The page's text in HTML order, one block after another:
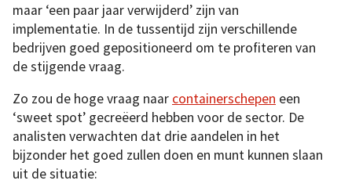
maar ‘een paar jaar verwijderd’ zijn van
implementatie. In de tussentijd zijn verschillende
bedrijven goed gepositioneerd om te profiteren van
de stijgende vraag.
Zo zou de hoge vraag naar containerschepen een
‘sweet spot’ gecreëerd hebben voor de sector. De
analisten verwachten dat drie aandelen in het
bijzonder het goed zullen doen en munt kunnen slaan
uit de situatie: